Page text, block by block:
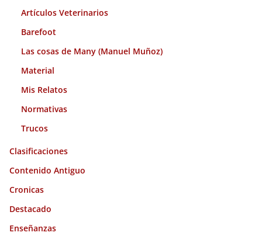
Artículos Veterinarios
Barefoot
Las cosas de Many (Manuel Muñoz)
Material
Mis Relatos
Normativas
Trucos
Clasificaciones
Contenido Antiguo
Cronicas
Destacado
Enseñanzas